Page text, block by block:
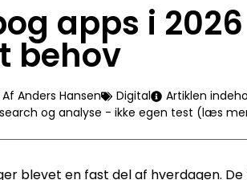
apps i
behov
Af Anders Hansen Digital
Artiklen
og analyse - ikke egen test (læs
blevet en fast del af hverdagen.